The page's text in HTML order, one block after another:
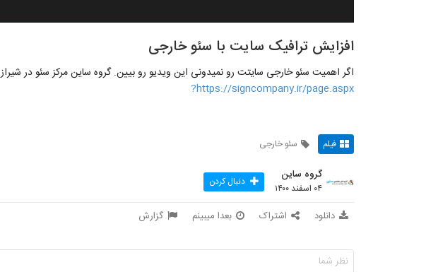
افزایش ترافیک سایت با سئو خارجی
اگر اهمیت سئو خارجی سایتت رو نمیدونی این ویدیو رو بیین. گروه ساین مرکز سئو در شیراز
https://signcompany.ir/page.aspx?
فیلم سئو خارجی
گروه ساین
۰۴ اسفند ۱۴۰۰ دنبال کردن
دانلود اشتراک بعدا میبینم گزارش